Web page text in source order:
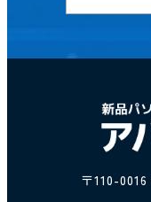
〒110-